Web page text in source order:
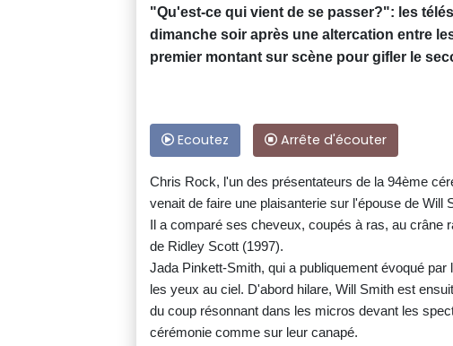
"Qu'est-ce qui vient de se passer?": les
dimanche soir après une altercation entre
premier montant sur scène pour gifler le
Ecoutez Arrête d'écouter
Chris Rock, l'un des présentateurs de la 94ème
venait de faire une plaisanterie sur l'épouse de Will
Il a comparé ses cheveux, coupés à ras, au crâne
de Ridley Scott (1997).
Jada Pinkett-Smith, qui a publiquement évoqué
les yeux au ciel. D'abord hilare, Will Smith est
du coup résonnant dans les micros devant les
cérémonie comme sur leur canapé.